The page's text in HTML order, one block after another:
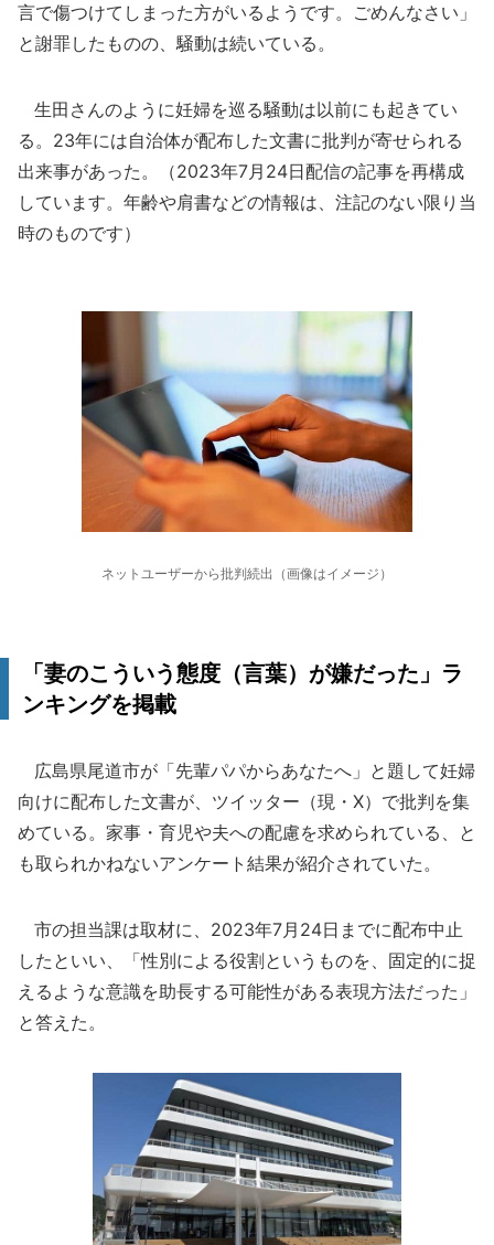
言で傷つけてしまった方がいるようです。ごめんなさい」
と謝罪したものの、騒動は続いている。
生田さんのように妊婦を巡る騒動は以前にも起きてい
る。23年には自治体が配布した文書に批判が寄せられる
出来事があった。（2023年7月24日配信の記事を再構成
しています。年齢や肩書などの情報は、注記のない限り当
時のものです）
ネットユーザーから批判続出（画像はイメージ）
「妻のこういう態度（言葉）が嫌だった」ラ
ンキングを掲載
広島県尾道市が「先輩パパからあなたへ」と題して妊婦
向けに配布した文書が、ツイッター（現・X）で批判を集
めている。家事・育児や夫への配慮を求められている、と
も取られかねないアンケート結果が紹介されていた。
市の担当課は取材に、2023年7月24日までに配布中止
したといい、「性別による役割というものを、固定的に捉
えるような意識を助長する可能性がある表現方法だった」
と答えた。